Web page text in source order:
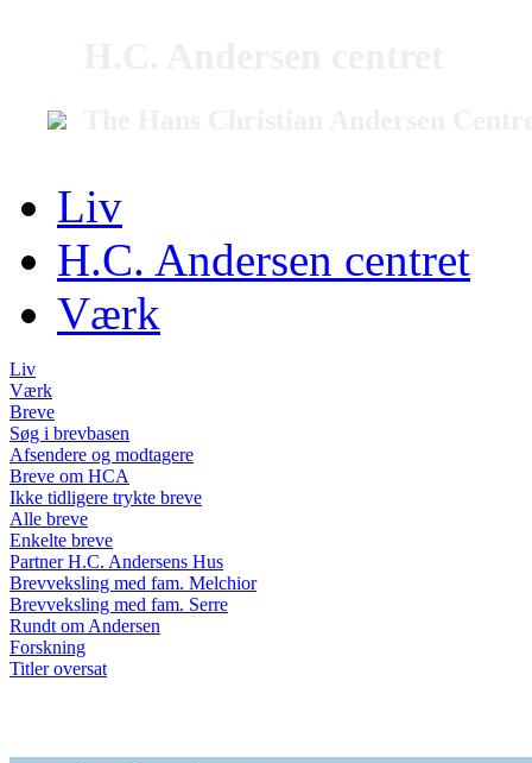
Liv
H.C. Andersen centret
Værk
Liv
Værk
Breve
Søg i brevbasen
Afsendere og modtagere
Breve om HCA
Ikke tidligere trykte breve
Alle breve
Enkelte breve
Partner H.C. Andersens Hus
Brevveksling med fam. Melchior
Brevveksling med fam. Serre
Rundt om Andersen
Forskning
Titler oversat